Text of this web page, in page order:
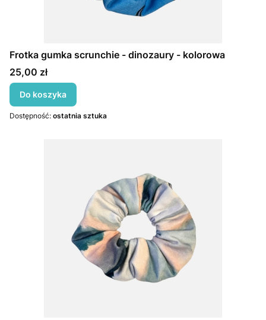
Frotka gumka scrunchie - dinozaury - kolorowa
Cena
25,00 zł
Do koszyka
Dostępność: ostatnia sztuka